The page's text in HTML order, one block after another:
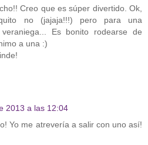
Creo que es súper divertido. Ok,
no (jajaja!!!) pero para una
Es bonito rodearse de
a una :)
2013 a las 12:04
Yo me atrevería a salir con uno así!